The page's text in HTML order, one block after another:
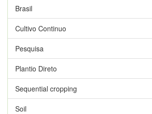
Brasil
Cultivo Continuo
Pesquisa
Plantio Direto
Sequential cropping
Soil